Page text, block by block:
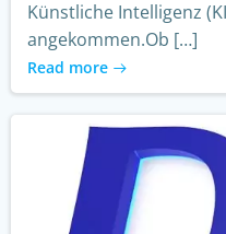
Künstliche Intelligenz
angekommen.Ob […]
Read more